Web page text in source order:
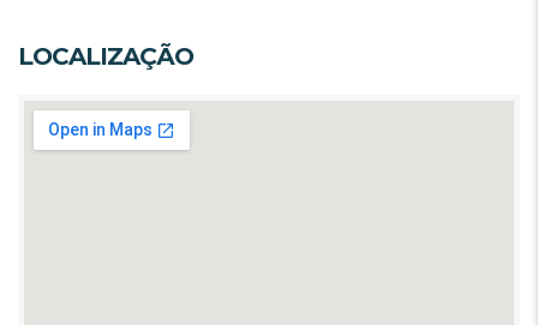
LOCALIZAÇÃO